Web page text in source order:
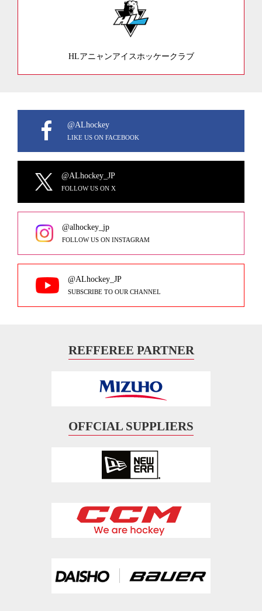
HLアニャンアイスホッケークラブ
@ALhockey
LIKE US ON FACEBOOK
@ALhockey_JP
FOLLOW US ON X
@alhockey_jp
FOLLOW US ON INSTAGRAM
@ALhockey_JP
SUBSCRIBE TO OUR CHANNEL
REFFEREE PARTNER
OFFCIAL SUPPLIERS